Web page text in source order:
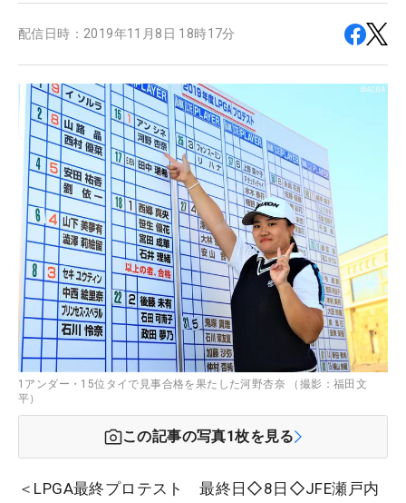
配信日時： 2019年11月8日 18時17分
1アンダー・15位タイで見事合格を果たした河野杏奈 （撮影：福田文
平）
この記事の写真1枚を見る
＜LPGA最終プロテスト 最終日◇8日◇JFE瀬戸内